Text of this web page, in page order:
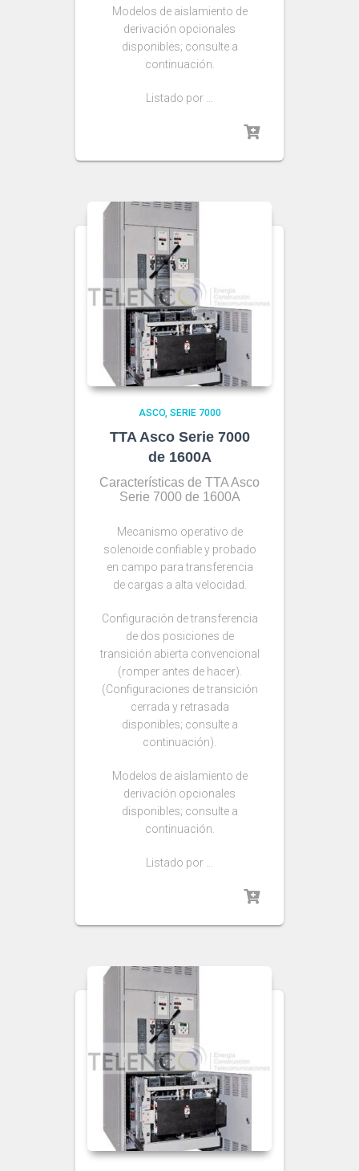
Modelos de aislamiento de
derivación opcionales
disponibles; consulte a
continuación.
Listado por …
ASCO SERIE 7000
TTA Asco Serie 7000
de 1600A
Características de TTA Asco
Serie 7000 de 1600A
Mecanismo operativo de
solenoide confiable y probado
en campo para transferencia
de cargas a alta velocidad.
Configuración de transferencia
de dos posiciones de
transición abierta convencional
(romper antes de hacer).
(Configuraciones de transición
cerrada y retrasada
disponibles; consulte a
continuación).
Modelos de aislamiento de
derivación opcionales
disponibles; consulte a
continuación.
Listado por …